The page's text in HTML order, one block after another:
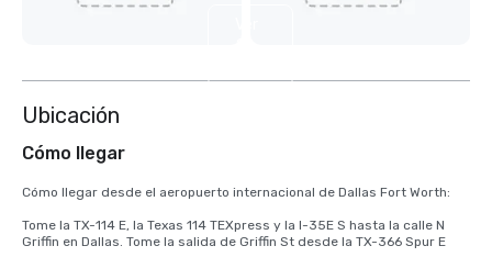
Ubicación
Cómo llegar
Cómo llegar desde el aeropuerto internacional de Dallas Fort Worth:
Tome la TX-114 E, la Texas 114 TEXpress y la I-35E S hasta la calle N
Griffin en Dallas. Tome la salida de Griffin St desde la TX-366 Spur E